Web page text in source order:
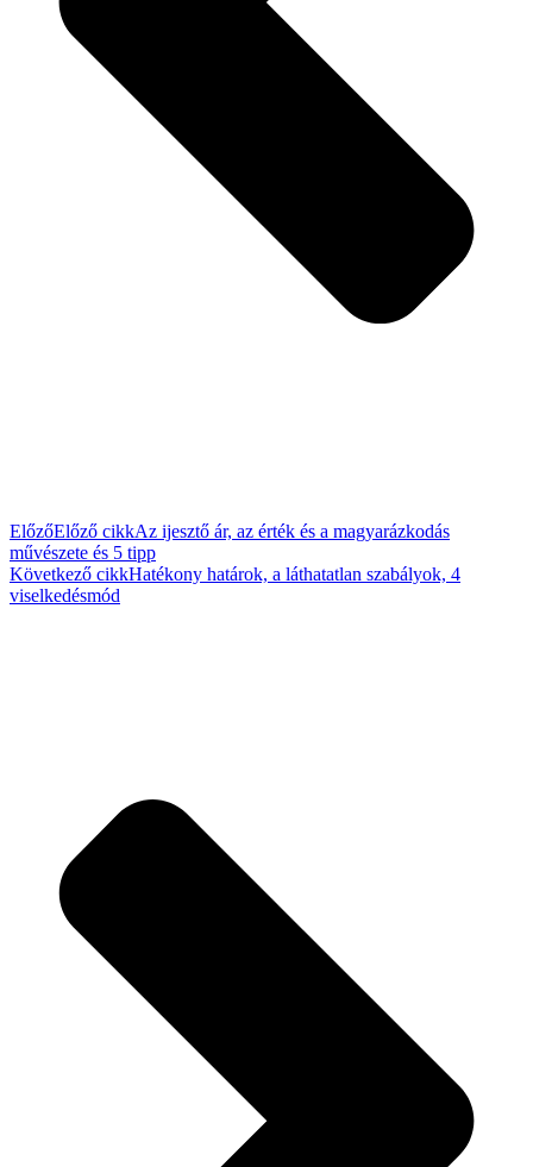
ElőzőElőző cikkAz ijesztő ár, az érték és a magyarázkodás
művészete és 5 tipp
Következő cikkHatékony határok, a láthatatlan szabályok, 4
viselkedésmód